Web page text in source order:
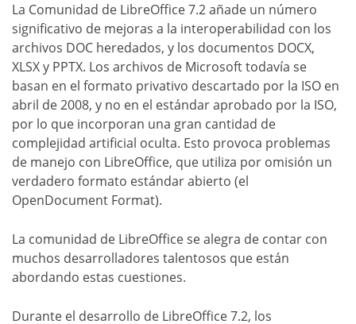
La Comunidad de LibreOffice 7.2 añade un número
significativo de mejoras a la interoperabilidad con los
archivos DOC heredados, y los documentos DOCX,
XLSX y PPTX. Los archivos de Microsoft todavía se
basan en el formato privativo descartado por la ISO en
abril de 2008, y no en el estándar aprobado por la ISO,
por lo que incorporan una gran cantidad de
complejidad artificial oculta. Esto provoca problemas
de manejo con LibreOffice, que utiliza por omisión un
verdadero formato estándar abierto (el
OpenDocument Format).
La comunidad de LibreOffice se alegra de contar con
muchos desarrolladores talentosos que están
abordando estas cuestiones.
Durante el desarrollo de LibreOffice 7.2, los